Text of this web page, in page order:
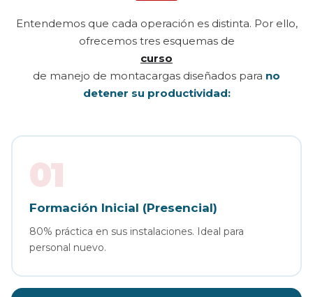
Entendemos que cada operación es distinta. Por ello,
ofrecemos tres esquemas de
curso
de manejo de montacargas diseñados para no
detener su productividad:
01
Formación Inicial (Presencial)
80% práctica en sus instalaciones. Ideal para
personal nuevo.